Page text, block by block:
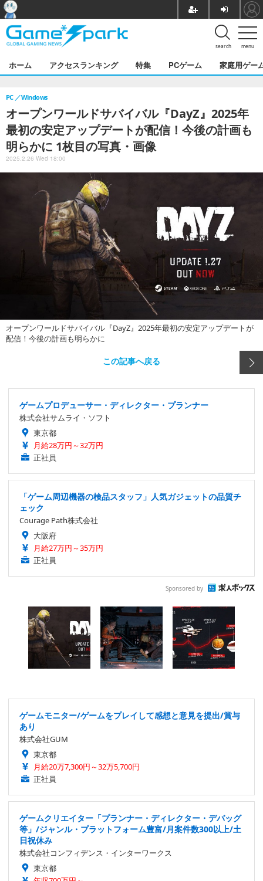
menu
search
ホーム アクセスランキング 特集 PCゲーム 家庭用ゲー
オープンワールドサバイバル『DayZ』2025年
最初の安定アップデートが配信！今後の計画も
明らかに 1枚目の写真・画像
PC Windows
2025.2.26 Wed 18:00
オープンワールドサバイバル『DayZ』2025年最初の安定アップデートが
配信！今後の計画も明らかに
この記事へ戻る
ゲームプロデューサー・ディレクター・プランナー
株式会社サムライ・ソフト
東京都
月給28万円～32万円
正社員
「ゲーム周辺機器の検品スタッフ」人気ガジェットの品質チ
ェック
Courage Path株式会社
大阪府
月給27万円～35万円
正社員
Sponsored by
ゲームモニター/ゲームをプレイして感想と意見を提出/賞与
あり
株式会社GUM
東京都
月給20万7,300円～32万5,700円
正社員
ゲームクリエイター「プランナー・ディレクター・デバッグ
等」/ジャンル・プラットフォーム豊富/月案件数300以上/土
日祝休み
株式会社コンフィデンス・インターワークス
東京都